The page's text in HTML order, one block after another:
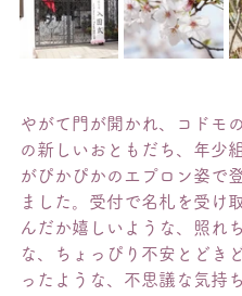
やがて門が開かれ、コドモ
の新しいおともだち、年少
がぴかぴかのエプロン姿で
ました。受付で名札を受け
んだか嬉しいような、照れ
な、ちょっぴり不安とどき
ったような、不思議な気持